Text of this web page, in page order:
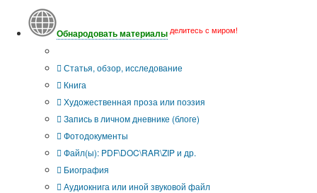
Обнародовать материалы делитесь с миром!
Статья, обзор, исследование
Книга
Художественная проза или поэзия
Запись в личном дневнике (блоге)
Фотодокументы
Файл(ы): PDF\DOC\RAR\ZIP и др.
Биография
Аудиокнига или иной звуковой файл